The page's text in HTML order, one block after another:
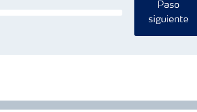
Paso
siguiente